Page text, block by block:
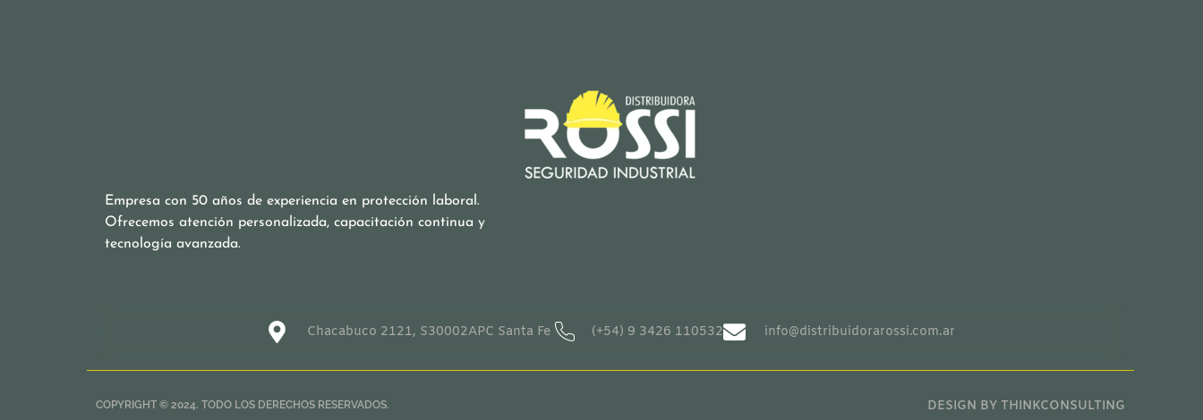
Empresa con 50 años de experiencia en protección laboral.
Ofrecemos atención personalizada, capacitación continua y
tecnología avanzada.
Chacabuco 2121, S30002APC Santa Fe (+54) 9 3426 110532 info@distribuidorarossi.com.ar
COPYRIGHT © 2024. TODO LOS DERECHOS RESERVADOS. DESIGN BY THINKCONSULTING